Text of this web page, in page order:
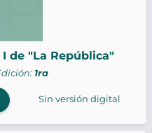
de "La República"
1ra
Sin versión digital